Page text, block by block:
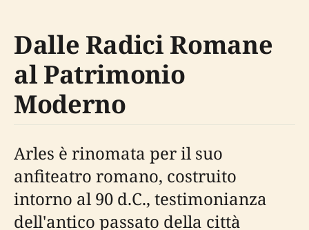
Dalle Radici Romane
al Patrimonio
Moderno
Arles è rinomata per il suo
anfiteatro romano, costruito
intorno al 90 d.C., testimonianza
dell'antico passato della città